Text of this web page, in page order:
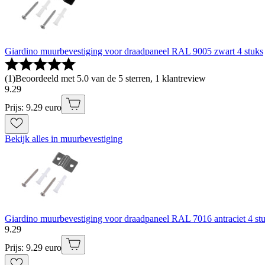
Giardino muurbevestiging voor draadpaneel RAL 9005 zwart 4 stuks
(1)Beoordeeld met 5.0 van de 5 sterren, 1 klantreview
9.29
Prijs: 9.29 euro
Bekijk alles in muurbevestiging
Giardino muurbevestiging voor draadpaneel RAL 7016 antraciet 4
9.29
Prijs: 9.29 euro